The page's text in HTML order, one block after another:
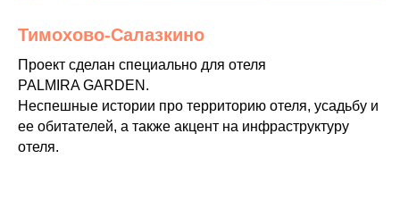
Тимохово-Салазкино
Проект сделан специально для отеля
PALMIRA GARDEN.
Неспешные истории про территорию отеля, усадьбу и
ее обитателей, а также акцент на инфраструктуру
отеля.